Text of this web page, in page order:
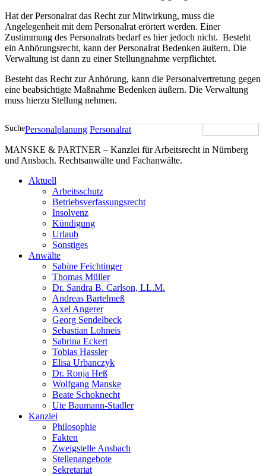
Hat der Personalrat das Recht zur Mitwirkung, muss die
Angelegenheit mit dem Personalrat erörtert werden. Einer
Zustimmung des Personalrats bedarf es hier jedoch nicht. Besteht
ein Anhörungsrecht, kann der Personalrat Bedenken äußern. Die
Verwaltung ist dann zu einer Stellungnahme verpflichtet.
Besteht das Recht zur Anhörung, kann die Personalvertretung gegen
eine beabsichtigte Maßnahme Bedenken äußern. Die Verwaltung
muss hierzu Stellung nehmen.
SuchePersonalplanung Personalrat
MANSKE & PARTNER – Kanzlei für Arbeitsrecht in Nürnberg
und Ansbach. Rechtsanwälte und Fachanwälte.
Aktuell
Arbeitsschutz
Betriebsverfassungsrecht
Insolvenz
Kündigung
Urlaub
Sonstiges
Anwälte
Sabine Feichtinger
Thomas Müller
Dr. Sandra B. Carlson, LL.M.
Andreas Bartelmeß
Axel Angerer
Georg Sendelbeck
Sebastian Lohneis
Sabrina Eckert
Tobias Hassler
Elisa Urbanczyk
Dr. Ronja Heß
Wolfgang Manske
Beate Schoknecht
Ute Baumann-Stadler
Kanzlei
Philosophie
Fakten
Zweigstelle Ansbach
Stellenangebote
Sekretariat